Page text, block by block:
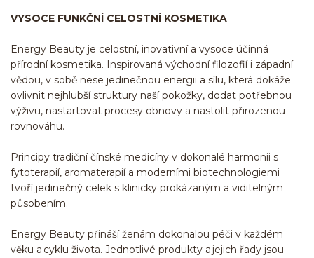
VYSOCE FUNKČNÍ CELOSTNÍ KOSMETIKA
Energy Beauty je celostní, inovativní a vysoce účinná
přírodní kosmetika. Inspirovaná východní filozofií i západní
vědou, v sobě nese jedinečnou energii a sílu, která dokáže
ovlivnit nejhlubší struktury naší pokožky, dodat potřebnou
výživu, nastartovat procesy obnovy a nastolit přirozenou
rovnováhu.
Principy tradiční čínské medicíny v dokonalé harmonii s
fytoterapií, aromaterapií a moderními biotechnologiemi
tvoří jedinečný celek s klinicky prokázaným a viditelným
působením.
Energy Beauty přináší ženám dokonalou péči v každém
věku a cyklu života. Jednotlivé produkty a jejich řady jsou